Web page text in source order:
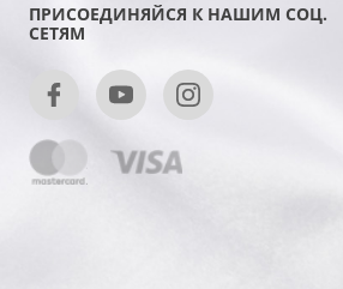
ПРИСОЕДИНЯЙСЯ К НАШИМ СОЦ.
СЕТЯМ